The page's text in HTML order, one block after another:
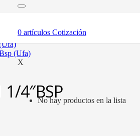
0 artículos Cotización
X
No hay productos en la lista
(ufa)
1/4″BSP